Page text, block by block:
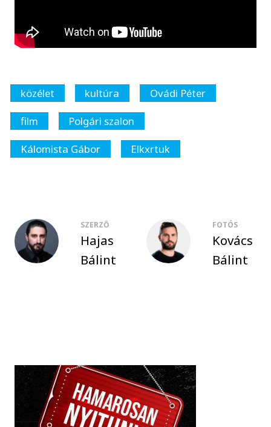
közélet kultúra
Ovádi Péter
film
Polgári szalon
Kálomista Gábor
Elkxrtuk
SZERZŐ
Hajas
Bálint
FOTÓS
Kovács
Bálint